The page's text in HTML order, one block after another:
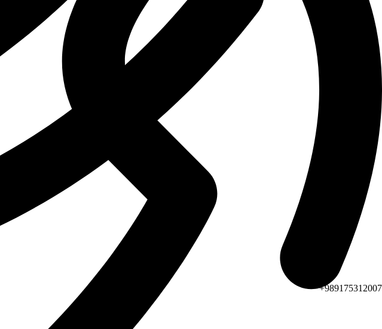
989175312007+